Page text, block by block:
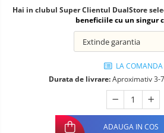
Hai in clubul Super Clientul DualStore
beneficiile cu un singur
LA COMANDA
Durata de livrare:Aproximativ 3-
ADAUGA IN COS